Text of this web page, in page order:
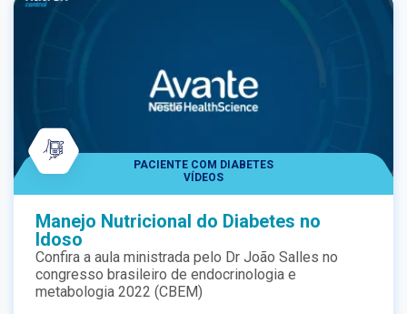
PACIENTE COM DIABETES
VÍDEOS
Manejo Nutricional do Diabetes no
Idoso
Confira a aula ministrada pelo Dr João Salles no
congresso brasileiro de endocrinologia e
metabologia 2022 (CBEM)